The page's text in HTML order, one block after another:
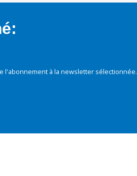
à la newsletter sélectionnée.